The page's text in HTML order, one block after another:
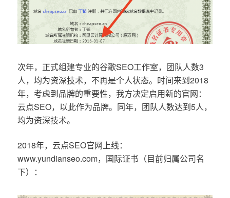
次年，正式组建专业的谷歌SEO工作室，团队人数3
人，均为资深技术，不再是个人状态。时间来到2018
年，考虑到品牌的重要性，我方决定启用新的官网：
云点SEO，以此作为品牌。同年，团队人数达到5人，
均为资深技术。
2018年，云点SEO官网上线：
www.yundianseo.com，国际证书（目前归属公司名
下）：